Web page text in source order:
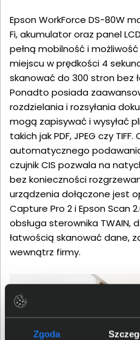
Zgoda
Epson WorkForce DS-80W
Fi, akumulator oraz panel
pełną mobilność i
miejscu w prędkości 4
skanować do 300 stron bez
Ponadto posiada
rozdzielania i rozsyłania
mogą zapisywać i wysyłać
takich jak PDF, JPEG czy
automatycznego
czujnik CIS pozwala na
bez konieczności
urządzenia dołączone jest
Capture Pro 2 i Epson Scan
obsługa sterownika TWAIN,
łatwością skanować dane,
wewnątrz firmy.